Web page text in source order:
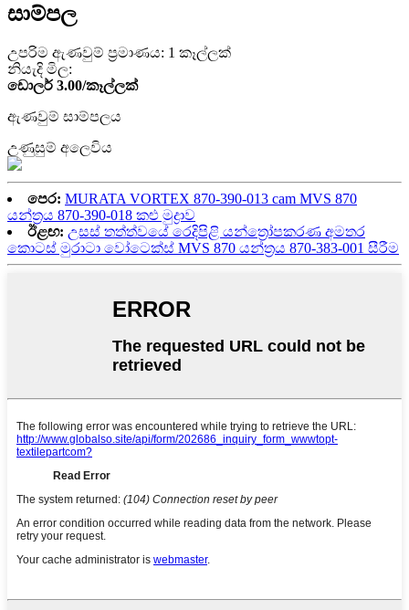
සාම්පල
උපරිම ඇණවුම් ප්‍රමාණය: 1 කෑල්ලක්
නියැදි මිල:
ඩොලර් 3.00/කෑල්ලක්
ඇණවුම් සාම්පලය
උණුසුම් අලෙවිය
පෙර: MURATA VORTEX 870-390-013 cam MVS 870
යන්ත්‍රය 870-390-018 කළු මුද්‍රාව
ඊළඟ: උසස් තත්ත්වයේ රෙදිපිළි යන්ත්‍රෝපකරණ අමතර
කොටස් මුරාටා වෝටෙක්ස් MVS 870 යන්ත්‍රය 870-383-001 සීරීම